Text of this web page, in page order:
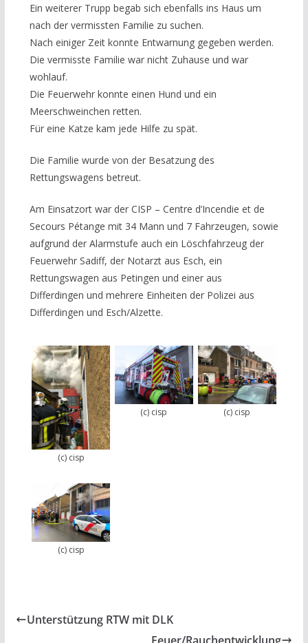
Ein weiterer Trupp begab sich ebenfalls ins Haus um
nach der vermissten Familie zu suchen.
Nach einiger Zeit konnte Entwarnung gegeben werden.
Die vermisste Familie war nicht Zuhause und war
wohlauf.
Die Feuerwehr konnte einen Hund und ein
Meerschweinchen retten.
Für eine Katze kam jede Hilfe zu spät.
Die Familie wurde von der Besatzung des
Rettungswagens betreut.
Am Einsatzort war der CISP – Centre d’Incendie et de
Secours Pétange mit 34 Mann und 7 Fahrzeugen, sowie
aufgrund der Alarmstufe auch ein Löschfahrzeug der
Feuerwehr Sadiff, der Notarzt aus Esch, ein
Rettungswagen aus Petingen und einer aus
Differdingen und mehrere Einheiten der Polizei aus
Differdingen und Esch/Alzette.
(c) cisp
(c) cisp (c) cisp
(c) cisp
Unterstützung RTW mit DLK